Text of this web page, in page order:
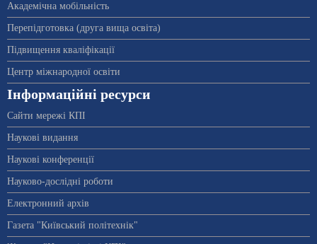
Академічна мобільність
Перепідготовка (друга вища освіта)
Підвищення кваліфікації
Центр міжнародної освіти
Інформаційні ресурси
Сайти мережі КПІ
Наукові видання
Наукові конференції
Науково-дослідні роботи
Електронний архів
Газета "Київський політехнік"